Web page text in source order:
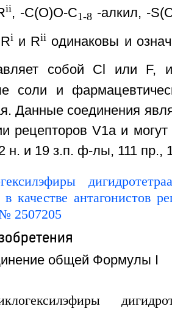
ii, -C(O)O-C1-8 -алкил, -
iи Rii одинаковы и
собой Cl или F,
соли и
Данные соединения
рецепторов V1a и
н. и 19 з.п. ф-лы, 111 пр.,
общей Формулы I